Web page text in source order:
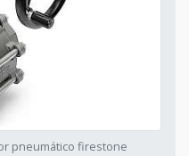
pneumático firestone